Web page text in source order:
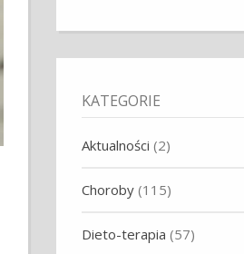
KATEGORIE
Aktualności (2)
Choroby (115)
Dieto-terapia (57)